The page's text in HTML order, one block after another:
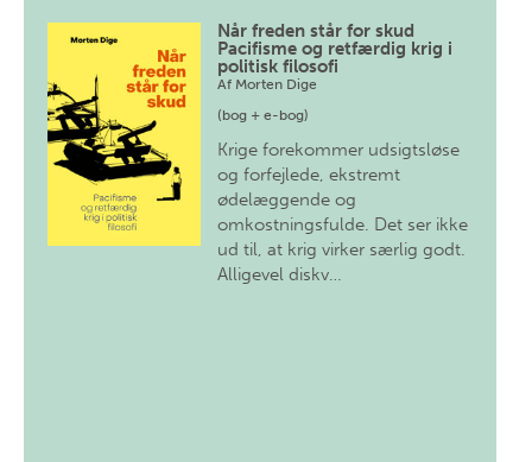
Når freden står for skud
Pacifisme og retfærdig krig i
politisk filosofi
Af Morten Dige
(bog + e-bog)
Krige forekommer udsigtsløse
og forfejlede, ekstremt
ødelæggende og
omkostningsfulde. Det ser ikke
ud til, at krig virker særlig godt.
Alligevel diskv…